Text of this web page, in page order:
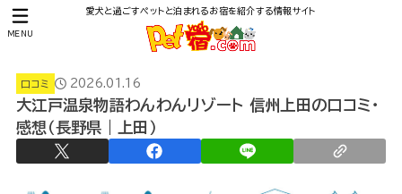
愛犬と過ごすペットと泊まれるお宿を紹介する情報サイト
MENU
口コミ 2026.01.16
大江戸温泉物語わんわんリゾート 信州上田の口コミ・
感想（長野県｜上田）